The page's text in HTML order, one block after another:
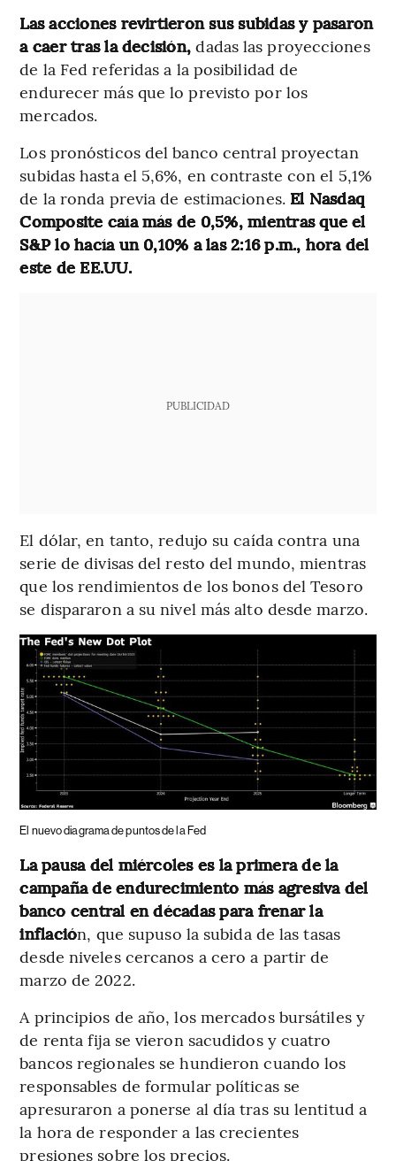
Las acciones revirtieron sus subidas y pasaron
a caer tras la decisión,dadas las proyecciones
de la Fed referidas a la posibilidad de
endurecer más que lo previsto por los
mercados.
Los pronósticos del banco central proyectan
subidas hasta el 5,6%, en contraste con el 5,1%
de la ronda previa de estimaciones. El Nasdaq
Composite caía más de 0,5%, mientras que el
S&P lo hacía un 0,10% a las 2:16 p.m., hora del
este de EE.UU.
PUBLICIDAD
El dólar, en tanto, redujo su caída contra una
serie de divisas del resto del mundo, mientras
que los rendimientos de los bonos del Tesoro
se dispararon a su nivel más alto desde marzo.
El nuevo diagrama de puntos de la Fed
La pausa del miércoles es la primera de la
campaña de endurecimiento más agresiva del
banco central en décadas para frenar la
inflación, que supuso la subida de las tasas
desde niveles cercanos a cero a partir de
marzo de 2022.
A principios de año, los mercados bursátiles y
de renta fija se vieron sacudidos y cuatro
bancos regionales se hundieron cuando los
responsables de formular políticas se
apresuraron a ponerse al día tras su lentitud a
la hora de responder a las crecientes
presiones sobre los precios.